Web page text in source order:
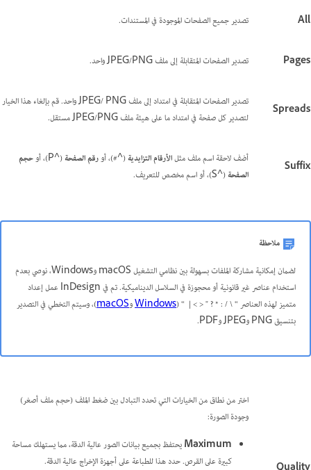
All تصدير جميع الصفحات الموجودة في المستندات.
Pages تصدير الصفحات المتقابلة إلى ملف JPEG/PNG واحد.
Spreads
تصدير الصفحات المتقابلة في امتداد إلى ملف JPEG/ PNG واحد. قم بإلغاء هذا الخيار
لتصدير كل صفحة في امتداد ما على هيئة ملف JPEG/PNG مستقل.
Suffix
أضف لاحقة اسم ملف مثلالأرقام التزايدية(^#)، أورقم الصفحة‏ (^P)، أو
حجم
الصفحة‏ (^S)، أو اسم مخصص للتعريف.
ملاحظة
لضمان إمكانية مشاركة الملفات بسهولة بين نظامي التشغيل macOS وWindows، نوصي بعدم
استخدام عناصر غير قانونية أو محجوزة في السلاسل الديناميكية. تم في InDesign عمل إعداد
متميز لهذه العناصر “ \ / : * ? " < > | “ (WindowsوmacOS)، وسيتم التخطي في التصدير
بتنسيق PNG وJPEG وPDF.
اختر من نطاق من الخيارات التي تحدد التبادل بين ضغط الملف (حجم ملف أصغر)
وجودة الصورة:
Maximumيحتفظ بجميع بيانات الصور عالية الدقة، مما يستهلك مساحة
كبيرة على القرص. حدد هذا للطباعة على أجهزة الإخراج عالية الدقة.